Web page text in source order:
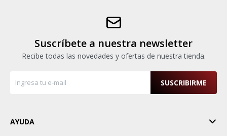
Suscríbete a nuestra newsletter
Recibe todas las novedades y ofertas de nuestra tienda.
SUSCRIBIRME
AYUDA